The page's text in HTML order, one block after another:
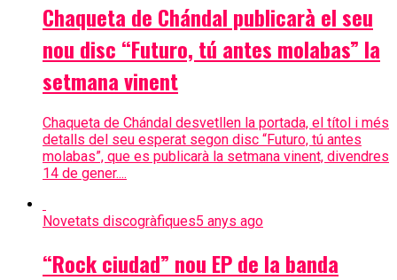
Chaqueta de Chándal publicarà el seu
nou disc “Futuro, tú antes molabas” la
setmana vinent
Chaqueta de Chándal desvetllen la portada, el títol i més
detalls del seu esperat segon disc “Futuro, tú antes
molabas”, que es publicarà la setmana vinent, divendres
14 de gener....
Novetats discogràfiques5 anys ago
“Rock ciudad” nou EP de la banda